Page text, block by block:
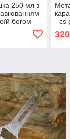
250 мл з
богом
- cs
320